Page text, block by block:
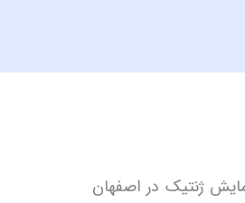
ژنتیک در اصفهان